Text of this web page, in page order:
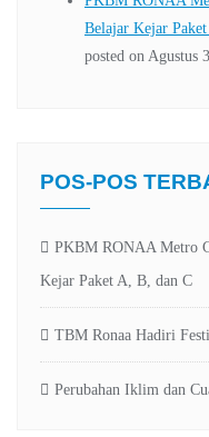
POS-POS
PKBM RONAA Metro
Kejar Paket A, B, dan C
TBM Ronaa Hadiri
Perubahan Iklim dan